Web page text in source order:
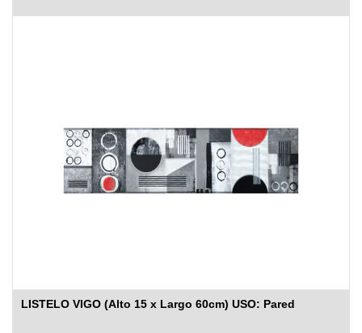
LISTELO VIGO (Alto 15 x Largo 60cm) USO: Pared